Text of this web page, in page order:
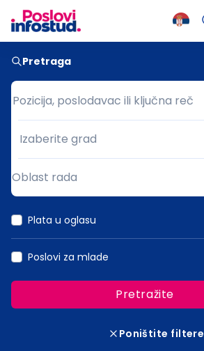
Pretraga
Pozicija, poslodavac ili ključna reč
Pozicija, poslodavac ili ključna reč
Grad
Izaberite grad
Oblast rada
Plata u oglasu
Poslovi za mlade
Pretražite
Poništite filtere